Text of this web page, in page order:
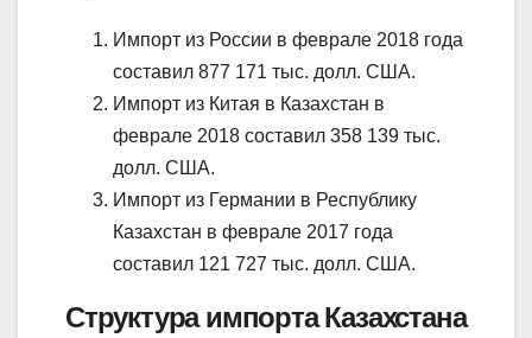
Импорт из России в феврале 2018 года
составил 877 171 тыс. долл. США.
Импорт из Китая в Казахстан в
феврале 2018 составил 358 139 тыс.
долл. США.
Импорт из Германии в Республику
Казахстан в феврале 2017 года
составил 121 727 тыс. долл. США.
Структура импорта Казахстана